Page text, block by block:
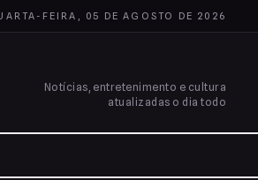
FEIRA, 05 DE AGOSTO DE 2026
Notícias, entretenimento e cultura
atualizadas o dia todo